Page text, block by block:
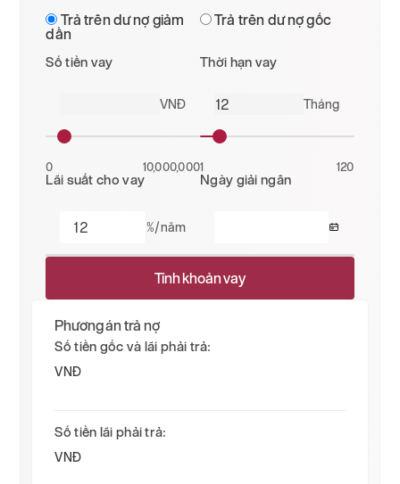
Trả trên dư nợ giảm
dần
Trả trên dư nợ gốc
Số tiền vay
VNĐ
0 10,000,000
Thời hạn vay
Tháng
1 120
Lãi suất cho vay
%/năm
Ngày giải ngân
Tính khoản vay
Phương án trả nợ
Số tiền gốc và lãi phải trả:
VNĐ
Số tiền lãi phải trả:
VNĐ